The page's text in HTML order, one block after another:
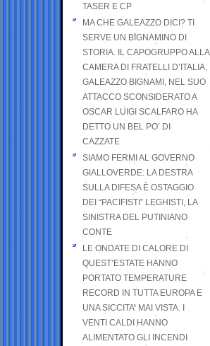
TASER E CP
MA CHE GALEAZZO DICI? TI
SERVE UN BIGNAMINO DI
STORIA. IL CAPOGRUPPO ALLA
CAMERA DI FRATELLI D’ITALIA,
GALEAZZO BIGNAMI, NEL SUO
ATTACCO SCONSIDERATO A
OSCAR LUIGI SCALFARO HA
DETTO UN BEL PO’ DI
CAZZATE
SIAMO FERMI AL GOVERNO
GIALLOVERDE: LA DESTRA
SULLA DIFESA È OSTAGGIO
DEI “PACIFISTI” LEGHISTI, LA
SINISTRA DEL PUTINIANO
CONTE
LE ONDATE DI CALORE DI
QUEST’ESTATE HANNO
PORTATO TEMPERATURE
RECORD IN TUTTA EUROPA E
UNA SICCITA’ MAI VISTA. I
VENTI CALDI HANNO
ALIMENTATO GLI INCENDI